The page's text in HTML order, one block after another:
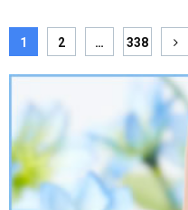
Posts
pagination
1 2 … 338